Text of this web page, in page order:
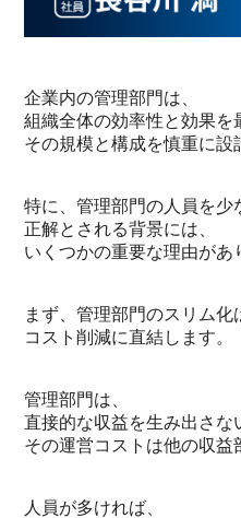
企業内の管理部門は、
組織全体の効率性と効果を
その規模と構成を慎重に設
特に、管理部門の人員を少
正解とされる背景には、
いくつかの重要な理由があ
まず、管理部門のスリム化
コスト削減に直結します。
管理部門は、
直接的な収益を生み出さな
その運営コストは他の収益
人員が多ければ、